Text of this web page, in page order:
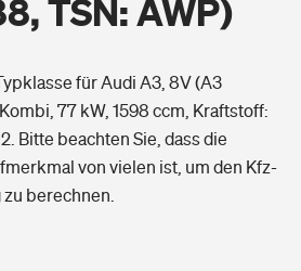
TSN: AWP)
für Audi A3, 8V (A3
77 kW, 1598 ccm, Kraftstoff:
Bitte beachten Sie, dass die
von vielen ist, um den Kfz-
berechnen.